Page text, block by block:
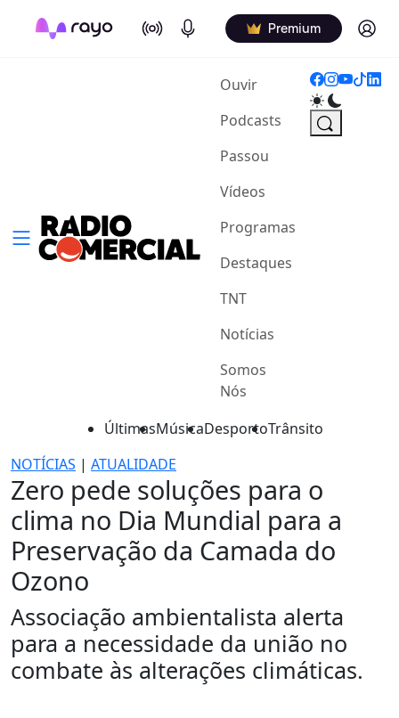
On Air Podcasts Premium Log in
Ouvir(current)
Podcasts
Passou
Vídeos
Programas
Destaques
TNT
Notícias
Somos
Nós
ÚltimasMúsicaDesportoTrânsito
NOTÍCIAS | ATUALIDADE
Zero pede soluções para o
clima no Dia Mundial para a
Preservação da Camada do
Ozono
Associação ambientalista alerta
para a necessidade da união no
combate às alterações climáticas.